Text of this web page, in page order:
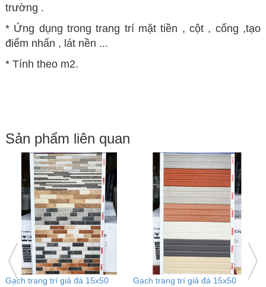
trường .
* Ứng dụng trong trang trí mặt tiền , cột , cổng ,tạo
điểm nhấn , lát nền ...
* Tính theo m2.
Sản phẩm liên quan
Gạch ốp trang trí 15x50 ADC- Gạch ốp trang trí 15x50 ADC-